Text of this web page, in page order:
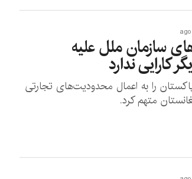
سازمان ملل علیه
کارایی ندارد
را به اعمال محدودیت‌های تجارتی
متهم کرد.